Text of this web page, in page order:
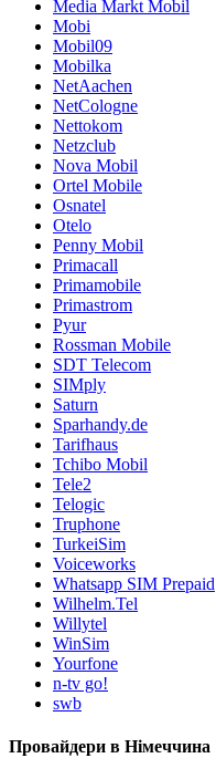
Media Markt Mobil
Mobi
Mobil09
Mobilka
NetAachen
NetCologne
Nettokom
Netzclub
Nova Mobil
Ortel Mobile
Osnatel
Otelo
Penny Mobil
Primacall
Primamobile
Primastrom
Pyur
Rossman Mobile
SDT Telecom
SIMply
Saturn
Sparhandy.de
Tarifhaus
Tchibo Mobil
Tele2
Telogic
Truphone
TurkeiSim
Voiceworks
Whatsapp SIM Prepaid
Wilhelm.Tel
Willytel
WinSim
Yourfone
n-tv go!
swb
Провайдери в Німеччина